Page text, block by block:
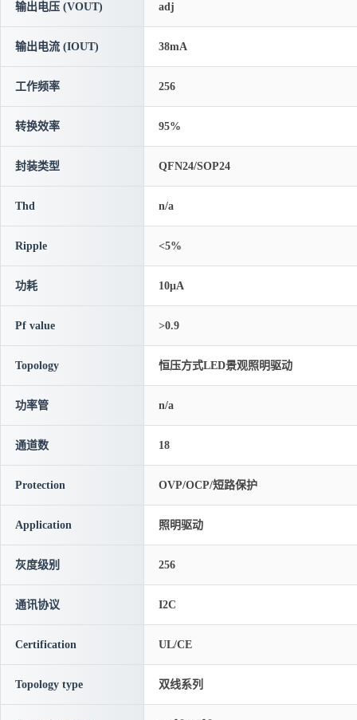
输出电压 (VOUT) adj
输出电流 (IOUT) 38mA
工作频率 256
转换效率 95%
封装类型 QFN24/SOP24
Thd n/a
Ripple <5%
功耗 10μA
Pf value >0.9
Topology 恒压方式LED景观照明驱动
功率管 n/a
通道数 18
Protection OVP/OCP/短路保护
Application 照明驱动
灰度级别 256
通讯协议 I2C
Certification UL/CE
Topology type 双线系列